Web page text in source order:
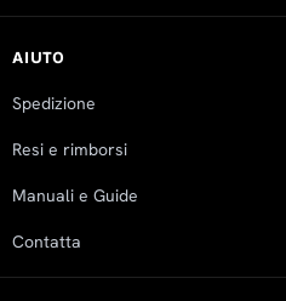
AIUTO
Spedizione
Resi e rimborsi
Manuali e Guide
Contatta